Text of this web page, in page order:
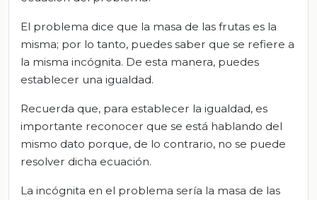
El problema dice que la masa de las frutas es la
misma; por lo tanto, puedes saber que se refiere a
la misma incógnita. De esta manera, puedes
establecer una igualdad.
Recuerda que, para establecer la igualdad, es
importante reconocer que se está hablando del
mismo dato porque, de lo contrario, no se puede
resolver dicha ecuación.
La incógnita en el problema sería la masa de las